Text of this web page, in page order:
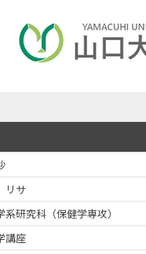
リサ
研究科（保健学専攻）
講座